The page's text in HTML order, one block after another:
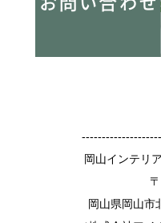
岡山インテリ
岡山県岡山市